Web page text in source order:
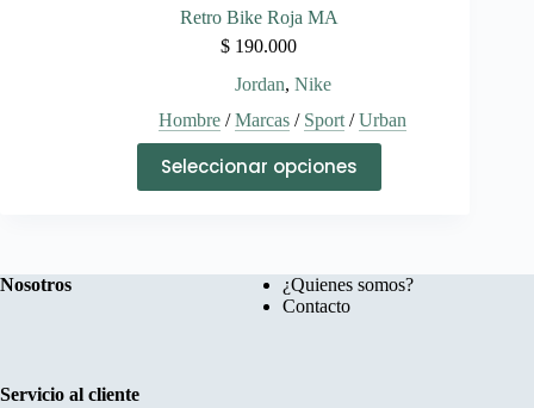
Retro Bike Roja MA
$ 190.000
Jordan, Nike
Hombre /Marcas / Sport /Urban
Seleccionar opciones
producto
tiene
opciones
se
Nosotros
¿Quienes somos?
Contacto
Servicio al cliente